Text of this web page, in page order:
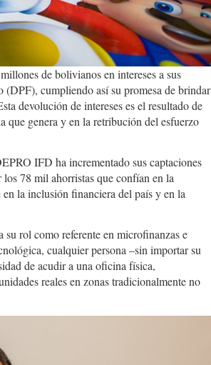
de bolivianos en intereses a sus
(DPF), cumpliendo así su promesa de brindar
devolución de intereses es el resultado de
que genera y en la retribución del esfuerzo
IFD ha incrementado sus captaciones
78 mil ahorristas que confían en la
la inclusión financiera del país y en la
rol como referente en microfinanzas e
cualquier persona –sin importar su
de acudir a una oficina física,
reales en zonas tradicionalmente no